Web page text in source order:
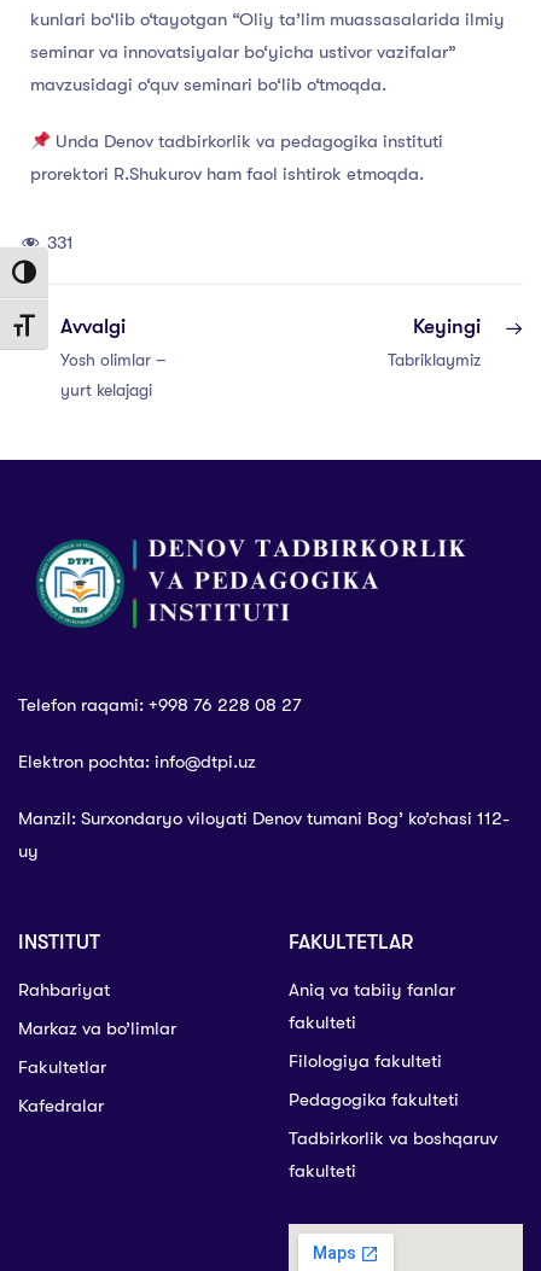
Toggle High Contrast
Toggle Font size
kunlari bo‘lib o‘tayotgan “Oliy ta’lim muassasalarida ilmiy
seminar va innovatsiyalar bo‘yicha ustivor vazifalar”
mavzusidagi o‘quv seminari bo‘lib o‘tmoqda.
Unda Denov tadbirkorlik va pedagogika instituti
prorektori R.Shukurov ham faol ishtirok etmoqda.
331
Avvalgi
Yosh olimlar –
yurt kelajagi
Keyingi
Tabriklaymiz
Telefon raqami: +998 76 228 08 27
Elektron pochta: info@dtpi.uz
Manzil: Surxondaryo viloyati Denov tumani Bog’ ko’chasi 112-
uy
INSTITUT
Rahbariyat
Markaz va bo’limlar
Fakultetlar
Kafedralar
FAKULTETLAR
Aniq va tabiiy fanlar
fakulteti
Filologiya fakulteti
Pedagogika fakulteti
Tadbirkorlik va boshqaruv
fakulteti